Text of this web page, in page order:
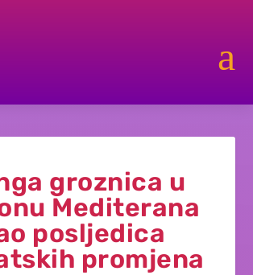
a
groznica u
Mediterana
posljedica
promjena